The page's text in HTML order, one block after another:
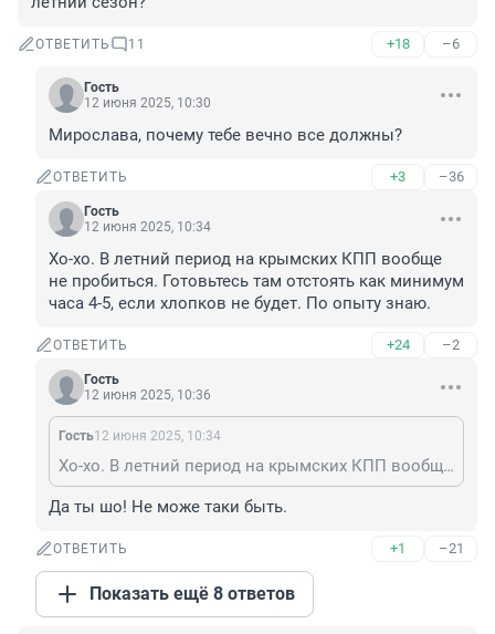
ОТВЕТИТЬ 11 +18 –6
Гость
12 июня 2025, 10:30
Мирослава, почему тебе вечно все должны?
ОТВЕТИТЬ +3 –36
Гость
12 июня 2025, 10:34
Хо-хо. В летний период на крымских КПП вообще
не пробиться. Готовьтесь там отстоять как минимум
часа 4-5, если хлопков не будет. По опыту знаю.
ОТВЕТИТЬ +24 –2
Гость
12 июня 2025, 10:36
Гость12 июня 2025, 10:34
Хо-хо. В летний период на крымских КПП вообще не пробиться. Готовьтесь там отстоять как минимум часа 4-5, если хлопков не будет. По опыту знаю.
Да ты шо! Не може таки быть.
ОТВЕТИТЬ +1 –21
Показать ещё 8 ответов